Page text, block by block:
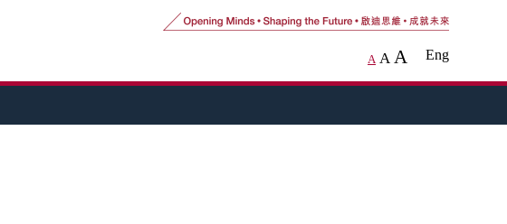
A A A Eng